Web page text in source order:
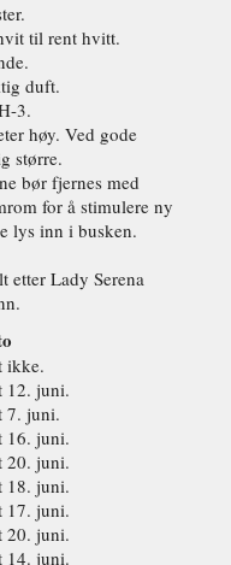
til rent hvitt.
duft.
3.
høy. Ved gode
større.
bør fjernes med
for å stimulere ny
lys inn i busken.
etter Lady Serena
ikke.
12. juni.
7. juni.
16. juni.
20. juni.
18. juni.
17. juni.
20. juni.
14. juni.